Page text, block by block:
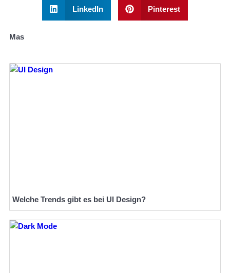
LinkedIn Pinterest
Mas
Welche Trends gibt es bei UI Design?